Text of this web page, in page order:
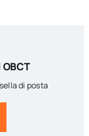
di posta